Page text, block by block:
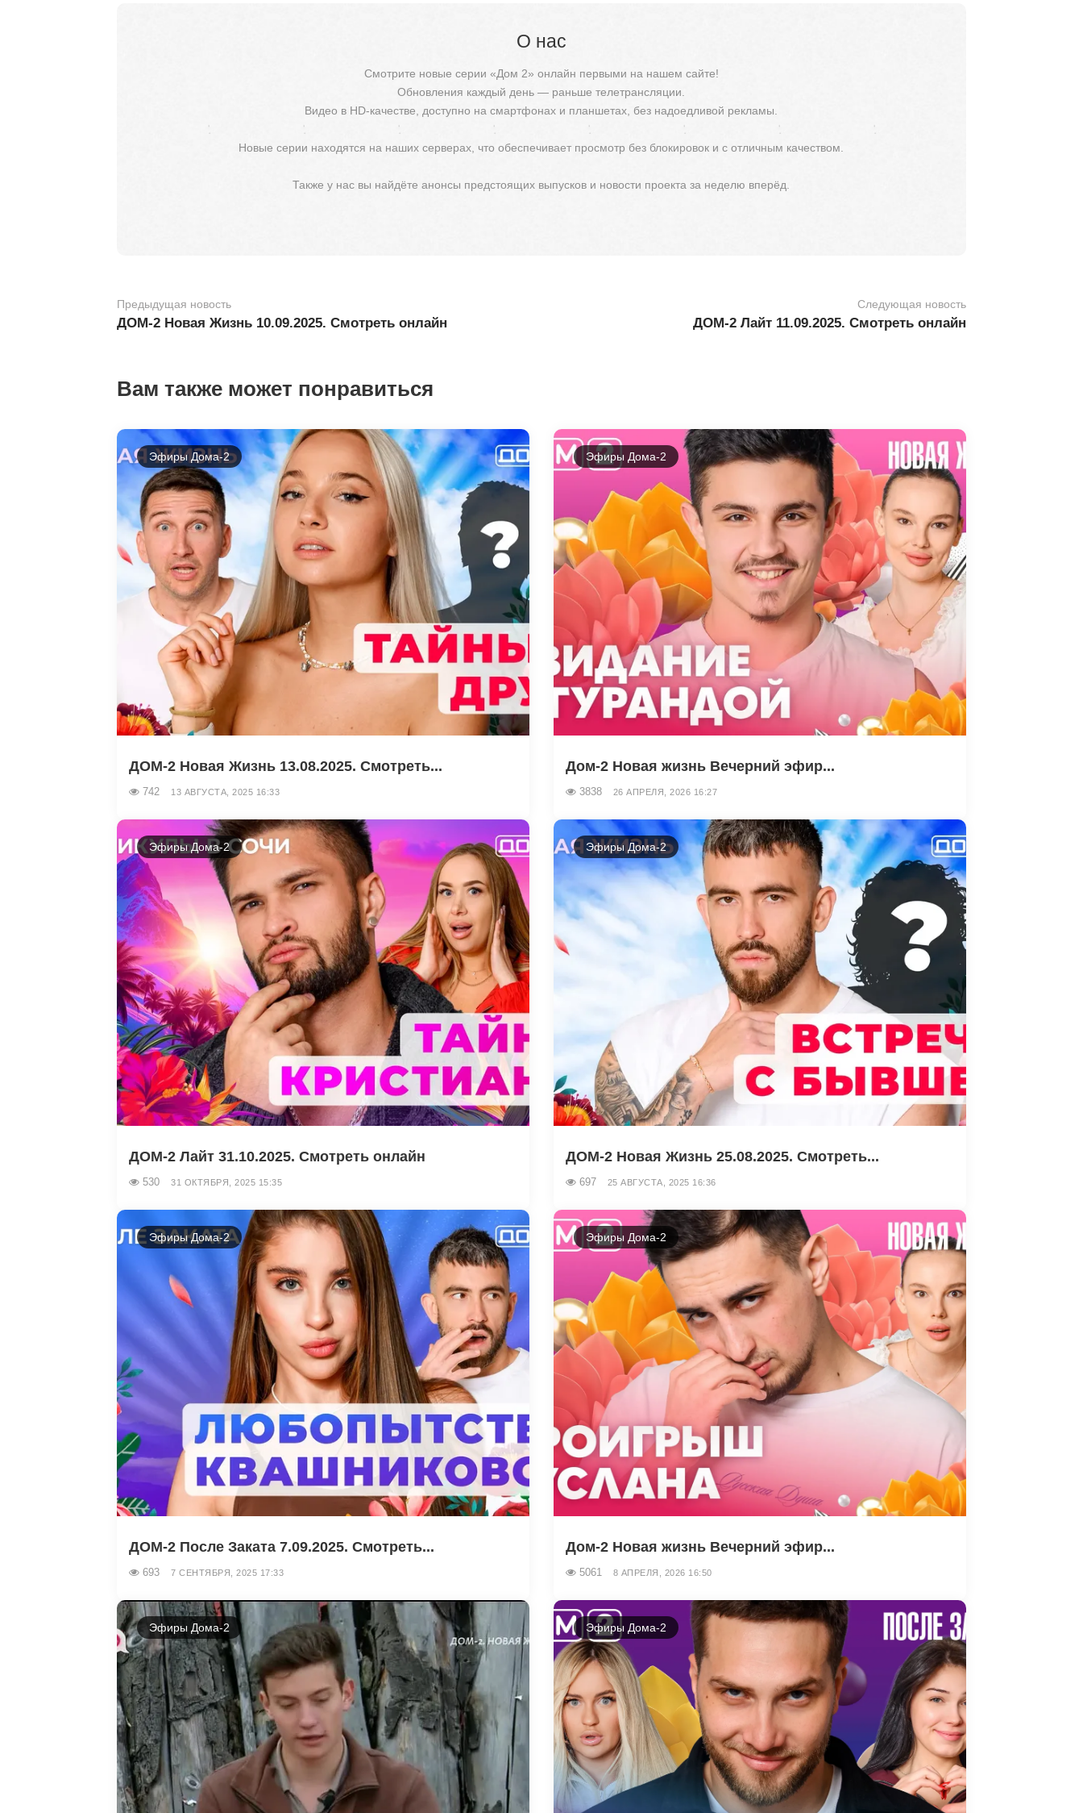
О нас
Смотрите новые серии «Дом 2» онлайн первыми на нашем сайте!
Обновления каждый день — раньше телетрансляции.
Видео в HD-качестве, доступно на смартфонах и планшетах, без надоедливой рекламы.
Новые серии находятся на наших серверах, что обеспечивает просмотр без блокировок и с отличным качеством.
Также у нас вы найдёте анонсы предстоящих выпусков и новости проекта за неделю вперёд.
Предыдущая новость
ДОМ-2 Новая Жизнь 10.09.2025. Смотреть онлайн
Следующая новость
ДОМ-2 Лайт 11.09.2025. Смотреть онлайн
Вам также может понравиться
Эфиры Дома-2
ДОМ-2 Новая Жизнь 13.08.2025. Смотреть...
742 13 АВГУСТА, 2025 16:33
Эфиры Дома-2
Дом-2 Новая жизнь Вечерний эфир...
3838 26 АПРЕЛЯ, 2026 16:27
Эфиры Дома-2
ДОМ-2 Лайт 31.10.2025. Смотреть онлайн
530 31 ОКТЯБРЯ, 2025 15:35
Эфиры Дома-2
ДОМ-2 Новая Жизнь 25.08.2025. Смотреть...
697 25 АВГУСТА, 2025 16:36
Эфиры Дома-2
ДОМ-2 После Заката 7.09.2025. Смотреть...
693 7 СЕНТЯБРЯ, 2025 17:33
Эфиры Дома-2
Дом-2 Новая жизнь Вечерний эфир...
5061 8 АПРЕЛЯ, 2026 16:50
Эфиры Дома-2 Эфиры Дома-2